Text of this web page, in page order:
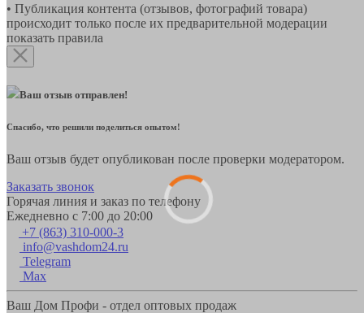
• Публикация контента (отзывов, фотографий товара)
происходит только после их предварительной модерации
показать правила
Ваш отзыв отправлен!
Спасибо, что решили поделиться опытом!
Ваш отзыв будет опубликован после проверки модератором.
Заказать звонок
Горячая линия и заказ по телефону
Ежедневно с 7:00 до 20:00
+7 (863) 310-000-3
info@vashdom24.ru
Telegram
Max
Ваш Дом Профи - отдел оптовых продаж